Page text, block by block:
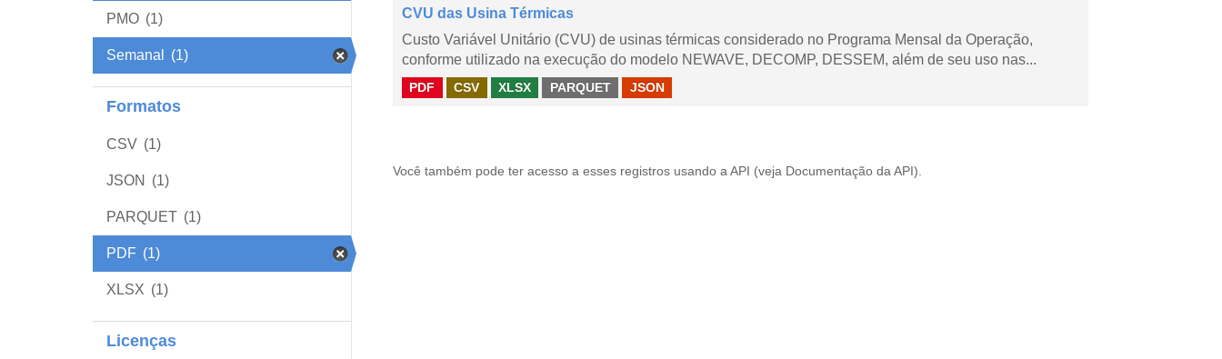
PMO (1)
Semanal (1)
Formatos
CSV (1)
JSON (1)
PARQUET (1)
PDF (1)
XLSX (1)
Licenças
CVU das Usina Térmicas
Custo Variável Unitário (CVU) de usinas térmicas considerado no Programa Mensal da Operação,
conforme utilizado na execução do modelo NEWAVE, DECOMP, DESSEM, além de seu uso nas...
PDF CSV XLSX PARQUET JSON
Você também pode ter acesso a esses registros usando a API (veja Documentação da API ).